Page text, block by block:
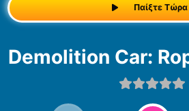
Παίξτε Τώρα
Demolition Car: